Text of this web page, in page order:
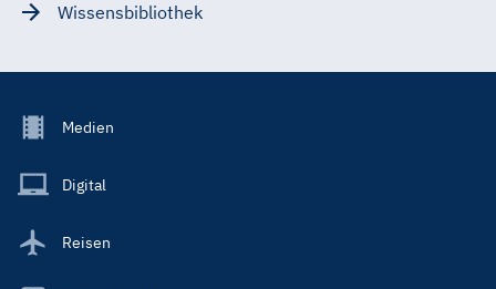
Wissensbibliothek
Footer
Main
Medien
Digital
Reisen